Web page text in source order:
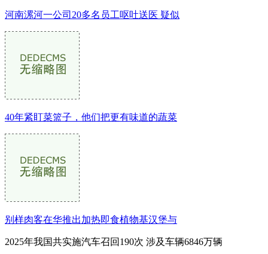
河南漯河一公司20多名员工呕吐送医 疑似
40年紧盯菜篮子，他们把更有味道的蔬菜
别样肉客在华推出加热即食植物基汉堡与
2025年我国共实施汽车召回190次 涉及车辆6846万辆